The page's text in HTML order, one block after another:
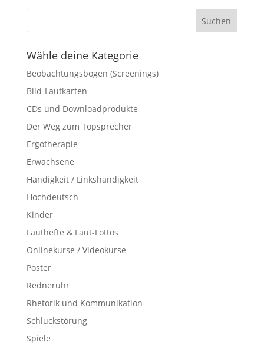
Wähle deine Kategorie
Beobachtungsbögen (Screenings)
Bild-Lautkarten
CDs und Downloadprodukte
Der Weg zum Topsprecher
Ergotherapie
Erwachsene
Händigkeit / Linkshändigkeit
Hochdeutsch
Kinder
Lauthefte & Laut-Lottos
Onlinekurse / Videokurse
Poster
Redneruhr
Rhetorik und Kommunikation
Schluckstörung
Spiele